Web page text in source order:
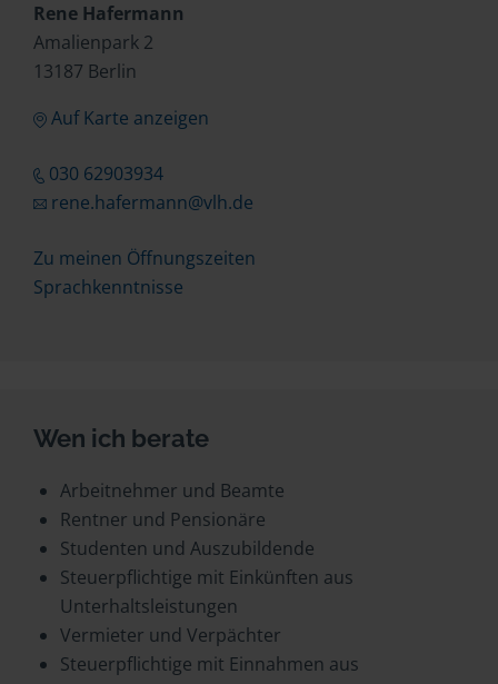
Rene Hafermann
Amalienpark 2
13187 Berlin
Auf Karte anzeigen
030 62903934
rene.hafermann@vlh.de
Zu meinen Öffnungszeiten
Sprachkenntnisse
Wen ich berate
Arbeitnehmer und Beamte
Rentner und Pensionäre
Studenten und Auszubildende
Steuerpflichtige mit Einkünften aus
Unterhaltsleistungen
Vermieter und Verpächter
Steuerpflichtige mit Einnahmen aus